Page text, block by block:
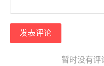
发表评论
暂时没有评